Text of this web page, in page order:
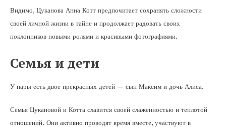
Видимо, Цуканова Анна Котт предпочитает сохранять сложности
своей личной жизни в тайне и продолжает радовать своих
поклонников новыми ролями и красивыми фотографиями.
Семья и дети
У пары есть двое прекрасных детей — сын Максим и дочь Алиса.
Семья Цукановой и Котта славится своей слаженностью и теплотой
отношений. Они активно проводят время вместе, участвуют в